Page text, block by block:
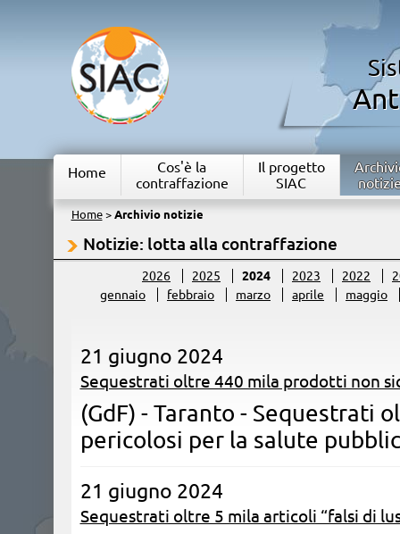
Home
Cos'è la
contraffazione
Il progetto
SIAC
Home> Archivio notizie
Notizie: lotta alla contraffazione
2026 2025 2024 2023 2022
gennaio
febbraio marzo aprile maggio
21 giugno 2024
Sequestrati oltre 440 mila prodotti non
(GdF) - Taranto - Sequestrati
pericolosi per la salute
21 giugno 2024
Sequestrati oltre 5 mila articoli “falsi di